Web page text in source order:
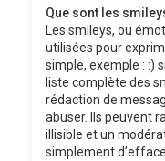
Que sont les
Les smileys, ou
utilisées pour
simple, exemple : :)
liste complète des
rédaction de
abuser. Ils peuvent
illisible et un
simplement